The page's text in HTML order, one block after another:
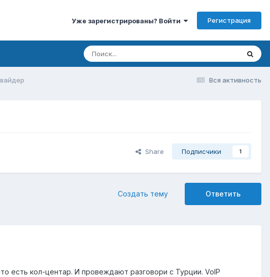
Уже зарегистрированы? Войти Регистрация
Вся активность
Share Подписчики 1
Ответить
Создать тему
есть кол-центар. И провеждают разговори с Турции. VoIP